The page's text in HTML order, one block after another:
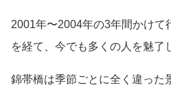
2001年〜2004年の3年間かけて
を経て、今でも多くの人を魅了
錦帯橋は季節ごとに全く違った